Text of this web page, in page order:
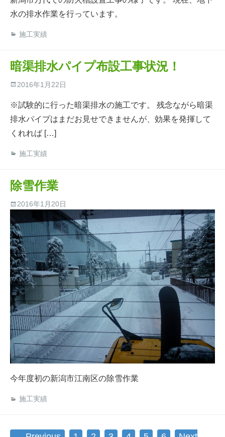
水の排水作業を行っています。
施工実績
暗渠排水パイプ布設工事状況！
2016年1月22日
※試験的に行った暗渠排水の施工です。 残念ながら暗渠
排水パイプはまだお見せできませんが、効果を発揮して
くれれば […]
施工実績
除雪作業
2016年1月20日
今年度初の新潟市江南区の除雪作業
施工実績